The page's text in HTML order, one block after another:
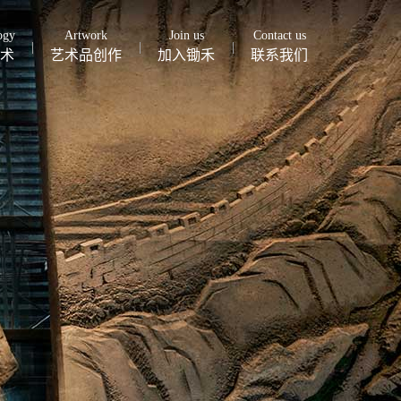
艺术品创作
Artwork
加入锄禾
Join us
联系我们
Contact us